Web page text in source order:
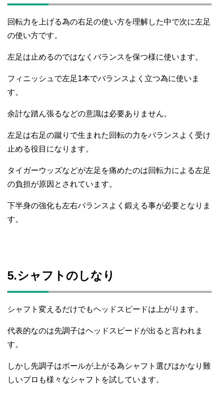
回転力を上げる為の右足の使い方を理解した中で次に左足
の使い方です。
左足は止めるのではなくバランスを保つ様に使います。
フィニッシュで左足1本でバランスよく立つ為に使いま
す。
余計な踏ん張るなどの意識は必要ありません。
左足は右足の蹴りで生まれた回転の力をバランスよく受け
止める役目になります。
タイガーウッズなどが左足を痛めたのは回転力による左足
の負担が原因とされています。
下半身の強化も左右バランスよく鍛える事が必要となりま
す。
5.シャフトのしなり
シャフト変えるだけでもヘッドスピードは上がります。
代表的なのは先調子はヘッドスピードが出ると言われま
す。
しかし先調子はボールが上がる為シャフト選びはかなり難
しいプロも様々なシャフトを試しています。